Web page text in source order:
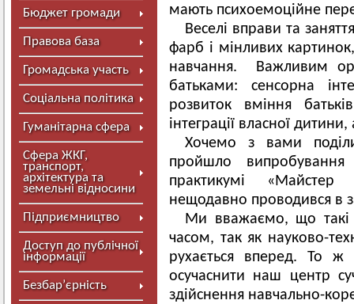
Бюджет громади
Правова база
Громадська участь
Соціальна політика
Гуманітарна сфера
Сфера ЖКГ,
транспорт,
архітектура та
земельні відносини
Підприємництво
Доступ до публічної
інформації
Безбар’єрність
мають психоемоційне
Веселі вправи та
фарб і мінливих
навчання. Важливим
батьками: сенсорна
розвиток вміння
інтеграції власної
Хочемо з вами
пройшло
практикумі
нещодавно проводився в
Ми вважаємо, що такі
часом, так як науково-
рухається вперед. То
осучаснити наш центр
здійснення навчально-